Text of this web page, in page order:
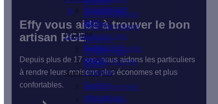
Isolation du
sol
Isolation des
fenêtres
VMC
Chaudière à
bûches
Le poêle
Poêle à granulés
Poêle à bûches
Autres travaux
Insert cheminée
Chauffe-eau
photovoltaïques
Système solaire
combiné
Chauffe-eau
solaire
Ils parlent de
nous
À la une
Hausse des
prix de
l'énergie
Quelles
alternatives
Effy vous aide à trouver le bon
artisan RGE
Depuis plus de 17 ans, nous aidons les particuliers
à rendre leurs maisons plus économes et plus
confortables.